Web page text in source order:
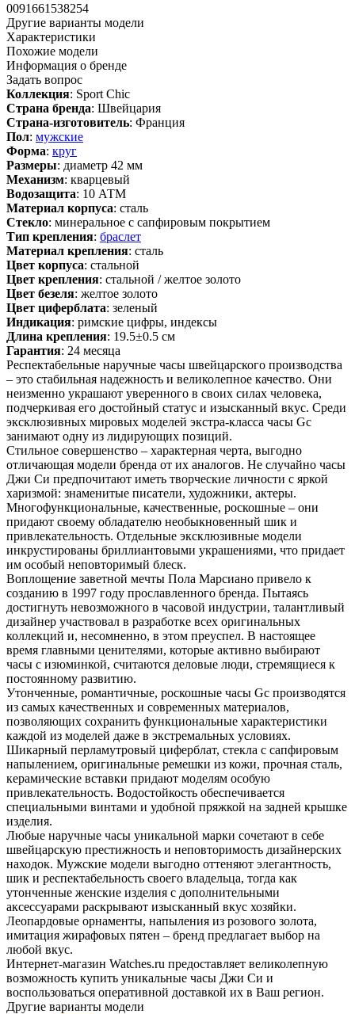
0091661538254
Другие варианты модели
Характеристики
Похожие модели
Информация о бренде
Задать вопрос
Коллекция: Sport Chic
Страна бренда: Швейцария
Страна-изготовитель: Франция
Пол: мужские
Форма: круг
Размеры: диаметр 42 мм
Механизм: кварцевый
Водозащита: 10 АТМ
Материал корпуса: сталь
Стекло: минеральное с сапфировым покрытием
Тип крепления: браслет
Материал крепления: сталь
Цвет корпуса: стальной
Цвет крепления: стальной / желтое золото
Цвет безеля: желтое золото
Цвет циферблата: зеленый
Индикация: римские цифры, индексы
Длина крепления: 19.5±0.5 см
Гарантия: 24 месяца
Респектабельные наручные часы швейцарского производства
– это стабильная надежность и великолепное качество. Они
неизменно украшают уверенного в своих силах человека,
подчеркивая его достойный статус и изысканный вкус. Среди
эксклюзивных мировых моделей экстра-класса часы Gc
занимают одну из лидирующих позиций.
Стильное совершенство – характерная черта, выгодно
отличающая модели бренда от их аналогов. Не случайно часы
Джи Си предпочитают иметь творческие личности с яркой
харизмой: знаменитые писатели, художники, актеры.
Многофункциональные, качественные, роскошные – они
придают своему обладателю необыкновенный шик и
привлекательность. Отдельные эксклюзивные модели
инкрустированы бриллиантовыми украшениями, что придает
им особый неповторимый блеск.
Воплощение заветной мечты Пола Марсиано привело к
созданию в 1997 году прославленного бренда. Пытаясь
достигнуть невозможного в часовой индустрии, талантливый
дизайнер участвовал в разработке всех оригинальных
коллекций и, несомненно, в этом преуспел. В настоящее
время главными ценителями, которые активно выбирают
часы с изюминкой, считаются деловые люди, стремящиеся к
постоянному развитию.
Утонченные, романтичные, роскошные часы Gc производятся
из самых качественных и современных материалов,
позволяющих сохранить функциональные характеристики
каждой из моделей даже в экстремальных условиях.
Шикарный перламутровый циферблат, стекла с сапфировым
напылением, оригинальные ремешки из кожи, прочная сталь,
керамические вставки придают моделям особую
привлекательность. Водостойкость обеспечивается
специальными винтами и удобной пряжкой на задней крышке
изделия.
Любые наручные часы уникальной марки сочетают в себе
швейцарскую престижность и неповторимость дизайнерских
находок. Мужские модели выгодно оттеняют элегантность,
шик и респектабельность своего владельца, тогда как
утонченные женские изделия с дополнительными
аксессуарами раскрывают изысканный вкус хозяйки.
Леопардовые орнаменты, напыления из розового золота,
имитация жирафовых пятен – бренд предлагает выбор на
любой вкус.
Интернет-магазин Watches.ru предоставляет великолепную
возможность купить уникальные часы Джи Си и
воспользоваться оперативной доставкой их в Ваш регион.
Другие варианты модели